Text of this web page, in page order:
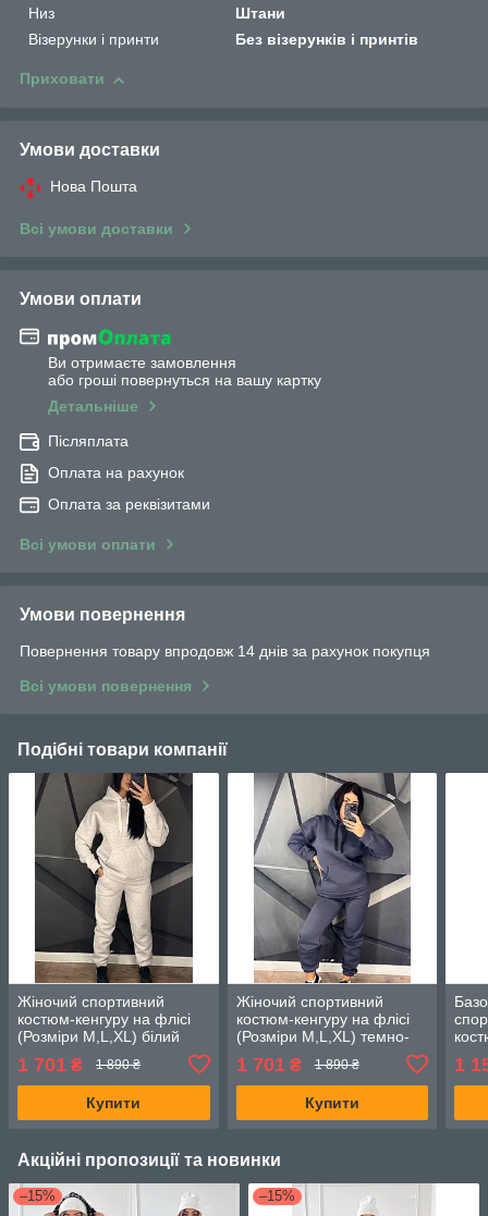
Низ
Штани
Візерунки і принти
Без візерунків і принтів
Приховати
Умови доставки
Нова Пошта
Всі умови доставки
Умови оплати
Ви отримаєте замовлення
або гроші повернуться на вашу картку
Детальніше
Післяплата
Оплата на рахунок
Оплата за реквізитами
Всі умови оплати
Умови повернення
Повернення товару впродовж 14 днів за рахунок покупця
Всі умови повернення
Подібні товари компанії
Жіночий спортивний
костюм-кенгуру на флісі
(Розміри M,L,XL) білий
1 701 ₴ 1 890 ₴
Купити
Жіночий спортивний
костюм-кенгуру на флісі
(Розміри M,L,XL) темно-
1 701₴ 1 890 ₴
Купити
1
Акційні пропозиції та новинки
–15% –15%